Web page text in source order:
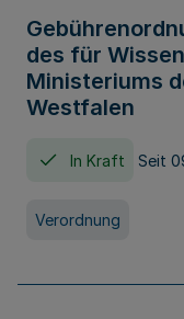
des für
Ministeriums
Westfalen
In Kraft Seit
Verordnung